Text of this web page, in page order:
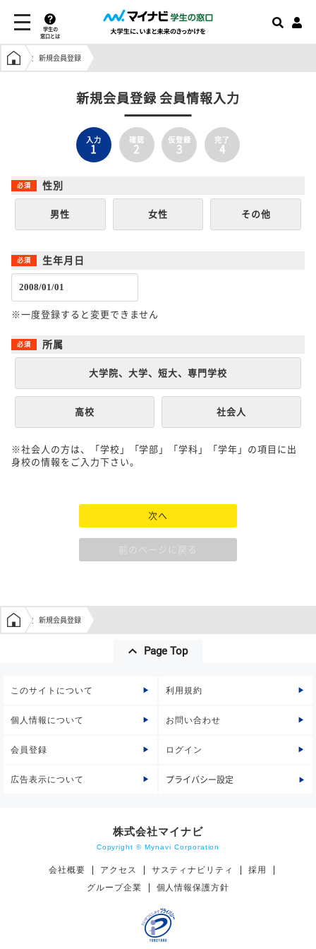
学生の
窓口とは
学生の窓口トップ
新規会員登録
新規会員登録 会員情報入力
入力
1
確認
2
仮登録
3
完了
4
性別
男性 女性 その他
生年月日
※一度登録すると変更できません
所属
大学院、大学、短大、専門学校
高校 社会人
※社会人の方は、「学校」「学部」「学科」「学年」の項目に出
身校の情報をご入力下さい。
次へ
前のページに戻る
学生の窓口トップ
新規会員登録
Page Top
このサイトについて 利用規約
個人情報について お問い合わせ
会員登録 ログイン
広告表示について プライバシー設定
株式会社マイナビ
Copyright © Mynavi Corporation
会社概要 アクセス サスティナビリティ
採用
グループ企業
個人情報保護方針